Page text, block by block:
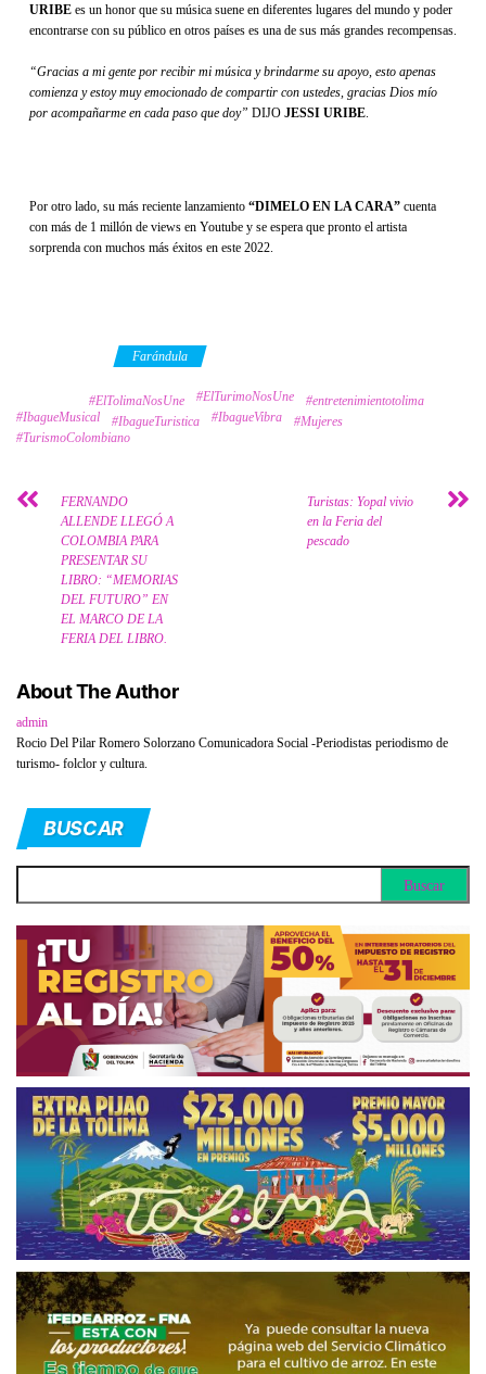
URIBE es un honor que su música suene en diferentes lugares del mundo y poder
encontrarse con su público en otros países es una de sus más grandes recompensas.
“Gracias a mi gente por recibir mi música y brindarme su apoyo, esto apenas
comienza y estoy muy emocionado de compartir con ustedes, gracias Dios mío
por acompañarme en cada paso que doy” DIJO JESSI URIBE
Por otro lado, su más reciente lanzamiento “DIMELO EN LA CARA” cuenta
con más de 1 millón de views en Youtube y se espera que pronto el artista
sorprenda con muchos más éxitos en este 2022.
Farándula
#ElTolimaNosUne #ElTurimoNosUne
#entretenimientotolima
#IbagueMusical
#IbagueTuristica #IbagueVibra
#Mujeres
#TurismoColombiano
FERNANDO
ALLENDE LLEGÓ A
COLOMBIA PARA
PRESENTAR SU
LIBRO: “MEMORIAS
DEL FUTURO” EN
EL MARCO DE LA
FERIA DEL LIBRO.
Turistas: Yopal vivio
en la Feria del
pescado
About The Author
admin
Rocio Del Pilar Romero Solorzano Comunicadora Social -Periodistas periodismo de
turismo- folclor y cultura.
BUSCAR